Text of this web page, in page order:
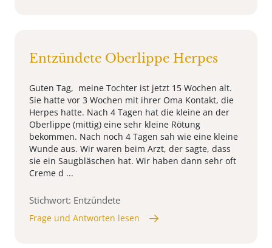
Entzündete Oberlippe Herpes
Guten Tag, meine Tochter ist jetzt 15 Wochen alt.
Sie hatte vor 3 Wochen mit ihrer Oma Kontakt, die
Herpes hatte. Nach 4 Tagen hat die kleine an der
Oberlippe (mittig) eine sehr kleine Rötung
bekommen. Nach noch 4 Tagen sah wie eine kleine
Wunde aus. Wir waren beim Arzt, der sagte, dass
sie ein Saugbläschen hat. Wir haben dann sehr oft
Creme d ...
Stichwort: Entzündete
Frage und Antworten lesen